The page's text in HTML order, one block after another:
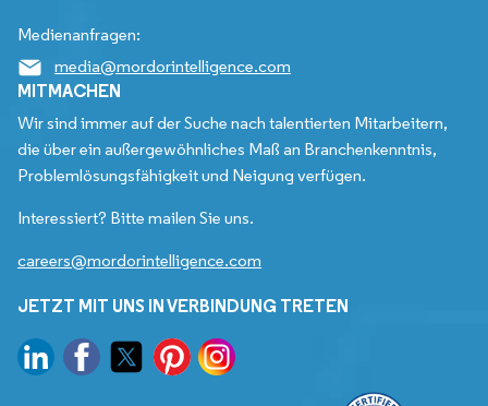
Medienanfragen:
media@mordorintelligence.com
MITMACHEN
Wir sind immer auf der Suche nach talentierten Mitarbeitern,
die über ein außergewöhnliches Maß an Branchenkenntnis,
Problemlösungsfähigkeit und Neigung verfügen.
Interessiert? Bitte mailen Sie uns.
careers@mordorintelligence.com
JETZT MIT UNS IN VERBINDUNG TRETEN